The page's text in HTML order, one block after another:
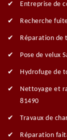
Entreprise de
Recherche
Réparation de
Pose de velux
Hydrofuge de
Nettoyage et
81490
Travaux de
Réparation